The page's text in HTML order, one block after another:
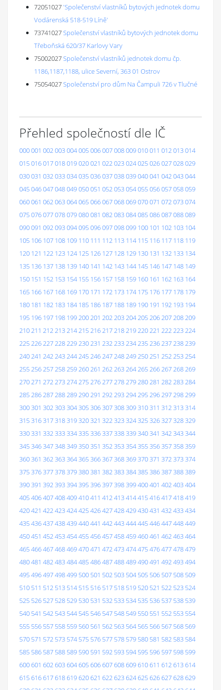
72051027'Společenství vlastníků bytových jednotek domu
Vodárenská 518-519 Líně'
73741027Společenství vlastníků bytových jednotek domu
Třeboňská 620/37 Karlovy Vary
75002027Společenství vlastníků jednotek domu čp.
1186,1187,1188, ulice Severní, 363 01 Ostrov
75054027Společenství pro dům Na Čampuli 726 v Tlučné
Přehled společností dle IČ
000001 002003004005006007008009010011 012013014
015016017018019020021 022023024025026027028029
030031 032033034035036037038039040041 042043044
045046047048049050051 052053054055056057058059
060061 062063064065066067068069070071 072073074
075076077078079080081 082083084085086087088089
090091 092093094095096097098099 100 101 102 103 104
105 106 107 108 109 110 111 112 113 114 115 116 117 118 119
120 121 122 123 124 125 126 127 128 129 130 131 132 133 134
135 136 137 138 139 140 141 142 143 144 145 146 147 148 149
150 151 152 153 154 155 156 157 158 159 160 161 162 163 164
165 166 167 168 169 170 171 172 173 174 175 176 177 178 179
180 181 182 183 184 185 186 187 188 189 190 191 192 193 194
195 196 197 198 199200201 202203204205206207208209
210211 212213214215216217218219220221 222223224
225226227228229230231 232233234235236237238239
240241 242243244245246247248249250251 252253254
255256257258259260261 262263264265266267268269
270271 272273274275276277278279280281 282283284
285286287288289290291 292293294295296297298299
300301 302303304305306307308309310311 312313314
315316317318319320321 322323324325326327328329
330331 332333334335336337338339340341 342343344
345346347348349350351 352353354355356357358359
360361 362363364365366367368369370371 372373374
375376377378379380381 382383384385386387388389
390391 392393394395396397398399400401 402403404
405406407408409410411 412413414415416417418419
420421 422423424425426427428429430431 432433434
435436437438439440441 442443444445446447448449
450451 452453454455456457458459460461 462463464
465466467468469470471 472473474475476477478479
480481 482483484485486487488489490491 492493494
495496497498499 500 501 502 503 504 505 506 507 508 509
510 511 512 513 514 515 516 517 518 519 520 521 522 523 524
525 526 527 528 529 530 531 532 533 534 535 536 537 538 539
540 541 542 543 544 545 546 547 548 549 550 551 552 553 554
555 556 557 558 559 560 561 562 563 564 565 566 567 568 569
570 571 572 573 574 575 576 577 578 579 580 581 582 583 584
585 586 587 588 589 590 591 592 593 594 595 596 597 598 599
600601 602603604605606607608609610611 612613614
615616617618619620621 622623624625626627628629